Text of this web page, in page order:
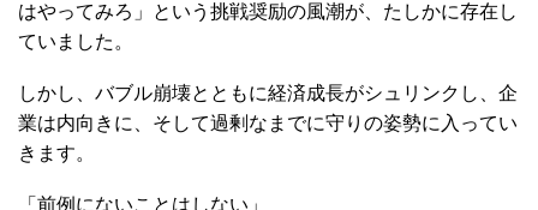
はやってみろ」という挑戦奨励の風潮が、たしかに存在し
ていました。
しかし、バブル崩壊とともに経済成長がシュリンクし、企
業は内向きに、そして過剰なまでに守りの姿勢に入ってい
きます。
「前例にないことはしない」